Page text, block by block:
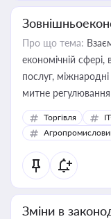
Про що тема:
економічній
послуг, міжнародні
митне регулювання
Торгівля
Зміни в